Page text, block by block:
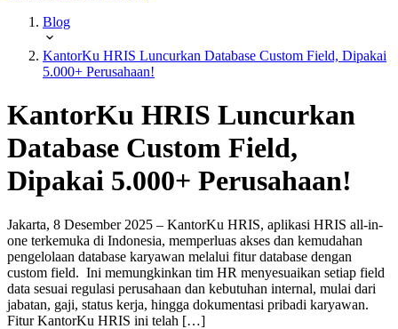
Blog
KantorKu HRIS Luncurkan Database Custom Field, Dipakai
5.000+ Perusahaan!
KantorKu HRIS Luncurkan
Database Custom Field,
Dipakai 5.000+ Perusahaan!
Jakarta, 8 Desember 2025 – KantorKu HRIS, aplikasi HRIS all-in-
one terkemuka di Indonesia, memperluas akses dan kemudahan
pengelolaan database karyawan melalui fitur database dengan
custom field. Ini memungkinkan tim HR menyesuaikan setiap field
data sesuai regulasi perusahaan dan kebutuhan internal, mulai dari
jabatan, gaji, status kerja, hingga dokumentasi pribadi karyawan.
Fitur KantorKu HRIS ini telah […]